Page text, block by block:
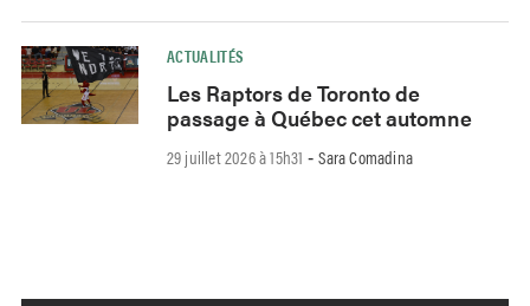
ACTUALITÉS
Les Raptors de Toronto de
passage à Québec cet automne
29 juillet 2026 à 15h31 -Sara Comadina